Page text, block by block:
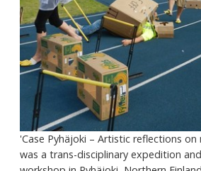
'Case Pyhäjoki – Artistic reflections on
was a trans-disciplinary expedition